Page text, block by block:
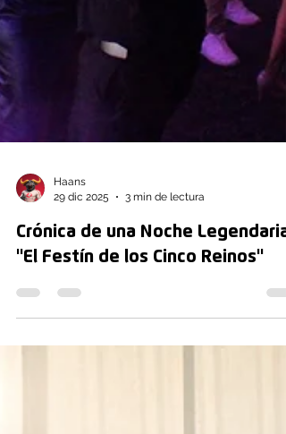
29 dic 2025
3 min de lectura
Crónica de una Noche Legendaria:
"El Festín de los Cinco Reinos"